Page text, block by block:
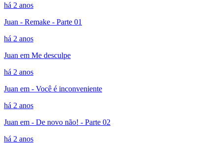
há 2 anos
Juan - Remake - Parte 01
há 2 anos
Juan em Me desculpe
há 2 anos
Juan em - Você é inconveniente
há 2 anos
Juan em - De novo não! - Parte 02
há 2 anos